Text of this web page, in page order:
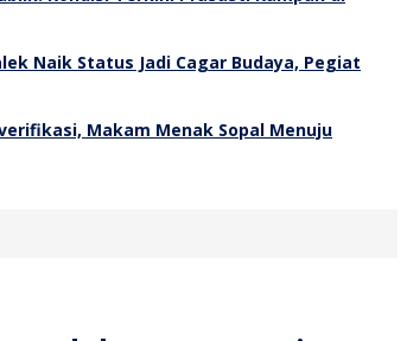
Naik Status Jadi Cagar Budaya, Pegiat
Makam Menak Sopal Menuju